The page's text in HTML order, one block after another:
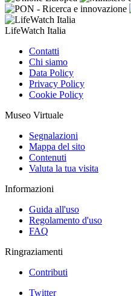
LifeWatch Italia
Contatti
Chi siamo
Data Policy
Privacy Policy
Cookie Policy
Museo Virtuale
Segnalazioni
Mappa del sito
Contenuti
Valuta la tua visita
Informazioni
Guida all'uso
Regolamento d'uso
FAQ
Ringraziamenti
Contributi
Twitter